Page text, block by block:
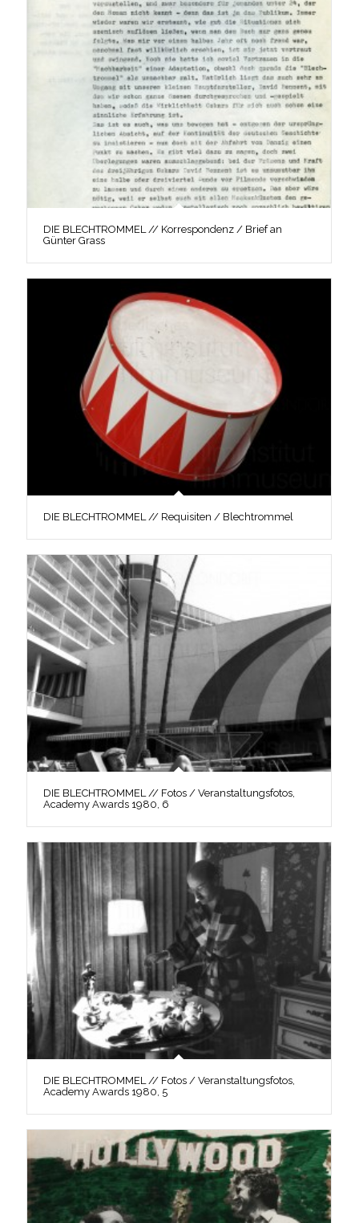
DIE BLECHTROMMEL // Korrespondenz / Brief an
Günter Grass
DIE BLECHTROMMEL // Requisiten / Blechtrommel
DIE BLECHTROMMEL // Fotos / Veranstaltungsfotos,
Academy Awards 1980, 6
DIE BLECHTROMMEL // Fotos / Veranstaltungsfotos,
Academy Awards 1980, 5